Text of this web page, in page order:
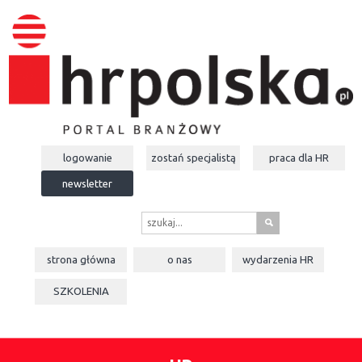
logowanie zostań specjalistą praca dla HR
newsletter
s
strona główna o nas wydarzeniaHR
SZKOLENIA